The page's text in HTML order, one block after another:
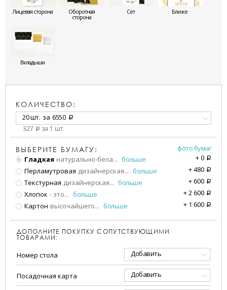
Лицевая сторона Оборотная
сторона
Сет Ближе
Вкладыши
КОЛИЧЕСТВО:
20 шт. за 6550 a
327 a за 1 шт.
ВЫБЕРИТЕ БУМАГУ:
фото бумаг
Гладкая натурально-бела... больше +0 a
Перламутровая дизайнерская... больше +480 a
Текстурная дизайнерская... больше +600 a
Хлопок - это... больше +2 600 a
Картон высочайшего... больше + 1 600 a
ДОПОЛНИТЕ ПОКУПКУ СОПУТСТВУЮЩИМИ
ТОВАРАМИ:
Номер стола Добавить
Посадочная карта Добавить